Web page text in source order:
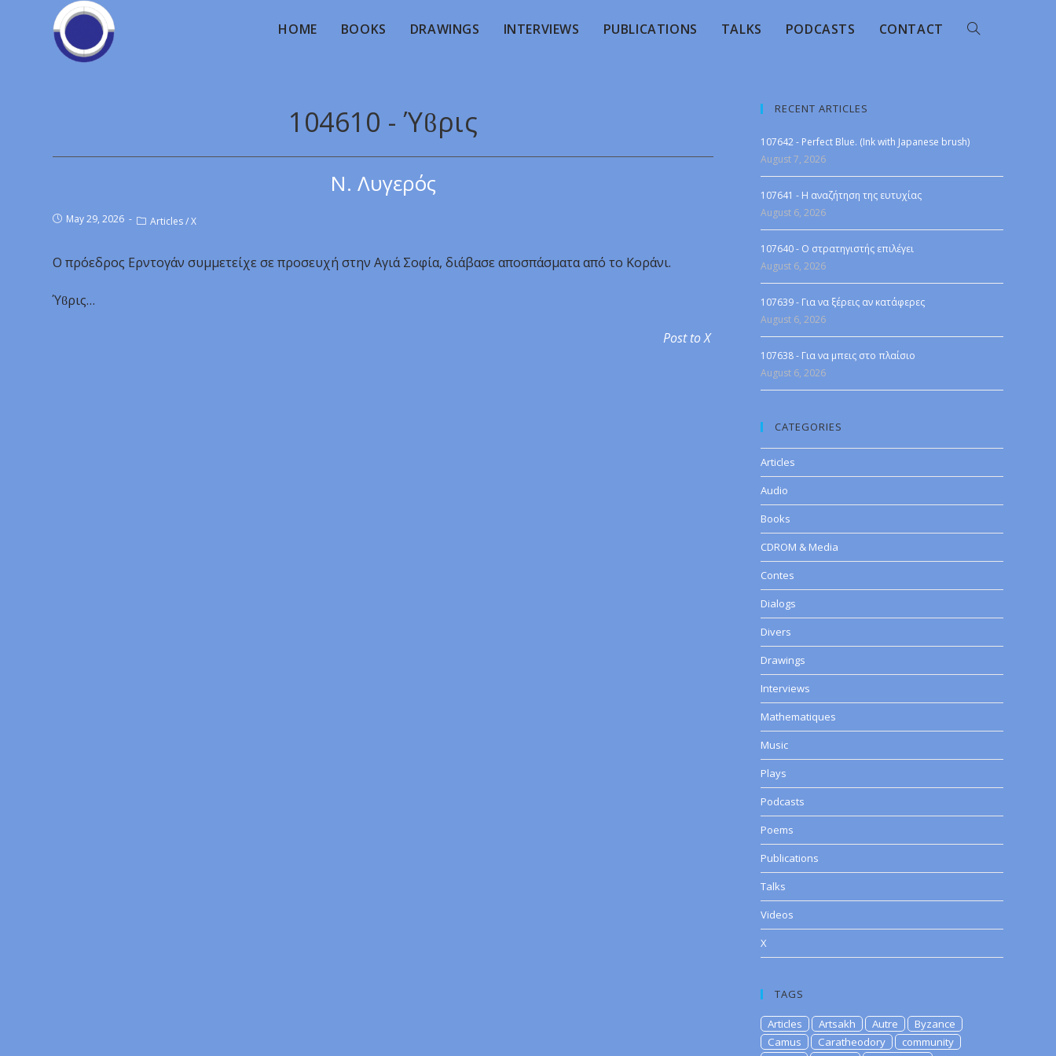
HOME BOOKS DRAWINGS INTERVIEWS PUBLICATIONS TALKS PODCASTS CONTACT
104610 - Ύϐρις
Ν. Λυγερός
May 29, 2026 Articles/X
Ο πρόεδρος Ερντογάν συμμετείχε σε προσευχή στην Αγιά Σοφία, διάβασε αποσπάσματα από το Κοράνι.
Ύϐρις…
Post to X
RECENT ARTICLES
107642 - Perfect Blue. (Ink with Japanese brush)
August 7, 2026
107641 - Η αναζήτηση της ευτυχίας
August 6, 2026
107640 - Ο στρατηγιστής επιλέγει
August 6, 2026
107639 - Για να ξέρεις αν κατάφερες
August 6, 2026
107638 - Για να μπεις στο πλαίσιο
August 6, 2026
CATEGORIES
Articles
Audio
Books
CDROM & Media
Contes
Dialogs
Divers
Drawings
Interviews
Mathematiques
Music
Plays
Podcasts
Poems
Publications
Talks
Videos
X
TAGS
Articles Artsakh Autre
Byzance
Camus
Caratheodory
community